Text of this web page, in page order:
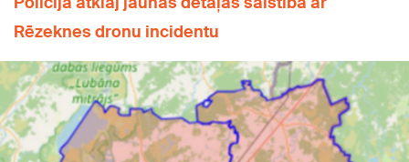
Rēzeknes dronu incidentu